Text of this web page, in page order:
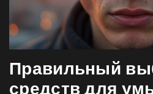
Правильный
средств для